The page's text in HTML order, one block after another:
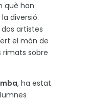
què han
diversió.
dos artistes
el món de
rimats sobre
, ha estat